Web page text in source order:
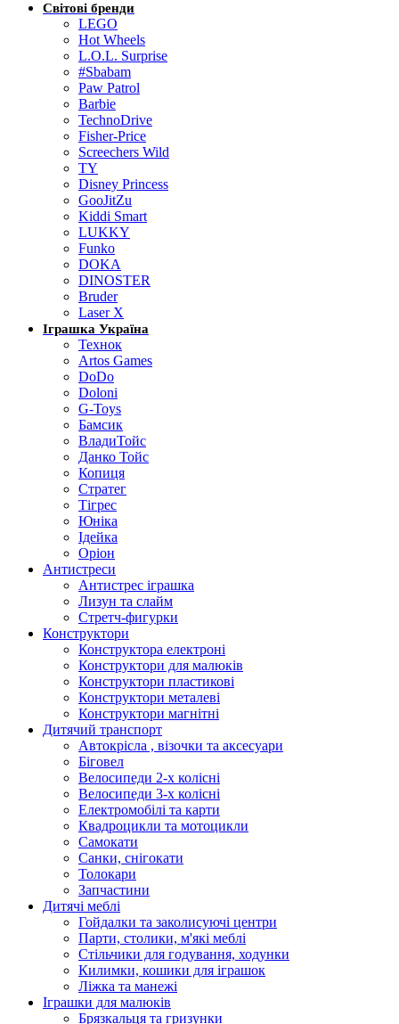
Світові бренди
LEGO
Hot Wheels
L.O.L. Surprise
#Sbabam
Paw Patrol
Barbie
TechnoDrive
Fisher-Price
Screechers Wild
TY
Disney Princess
GooJitZu
Kiddi Smart
LUKKY
Funko
DOKA
DINOSTER
Bruder
Laser X
Іграшка Україна
Технок
Artos Games
DoDo
Doloni
G-Toys
Бамсик
ВладиТойс
Данко Тойс
Копиця
Стратег
Тігрес
Юніка
Ідейка
Оріон
Антистреси
Антистрес іграшка
Лизун та слайм
Стретч-фигурки
Конструктори
Конструктора електроні
Конструктори для малюків
Конструктори пластикові
Конструктори металеві
Конструктори магнітні
Дитячий транспорт
Автокрісла , візочки та аксесуари
Біговел
Велосипеди 2-х колісні
Велосипеди 3-х колісні
Електромобілі та карти
Квадроцикли та мотоцикли
Самокати
Санки, снігокати
Толокари
Запчастини
Дитячі меблі
Гойдалки та заколисуючі центри
Парти, столики, м'які меблі
Стільчики для годування, ходунки
Килимки, кошики для іграшок
Ліжка та манежі
Іграшки для малюків
Брязкальця та гризунки